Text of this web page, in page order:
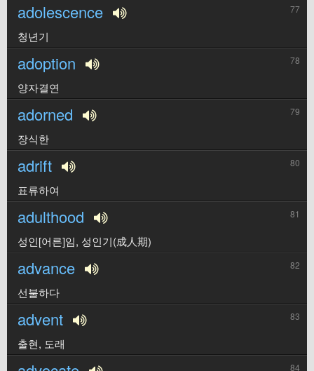
adolescence 77
청년기
adoption 78
양자결연
adorned 79
장식한
adrift 80
표류하여
adulthood 81
성인[어른]임, 성인기(成人期)
advance 82
선불하다
advent 83
출현, 도래
84